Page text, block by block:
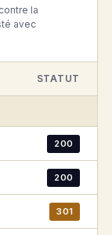
la
avec
STATUT
200
200
301